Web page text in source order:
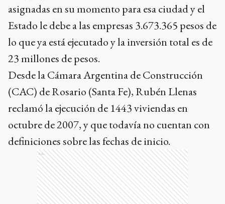
asignadas en su momento para esa ciudad y el
Estado le debe a las empresas 3.673.365 pesos de
lo que ya está ejecutado y la inversión total es de
23 millones de pesos.
Desde la Cámara Argentina de Construcción
(CAC) de Rosario (Santa Fe), Rubén Llenas
reclamó la ejecución de 1443 viviendas en
octubre de 2007, y que todavía no cuentan con
definiciones sobre las fechas de inicio.
Ads